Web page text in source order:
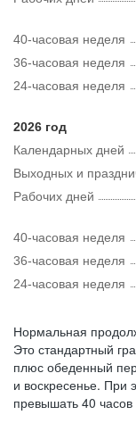
40-часовая неделя
36-часовая неделя
24-часовая неделя
2026 год
Календарных дней
Рабочих дней
Выходных и
40-часовая неделя
36-часовая неделя
24-часовая неделя
Нормальная
Это стандартный
плюс обеденный
и воскресенье. При
превышать 40